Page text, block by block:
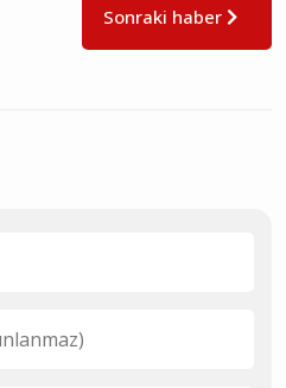
Sonraki haber